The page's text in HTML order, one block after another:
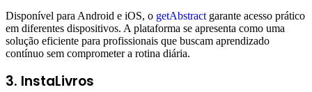
Disponível para Android e iOS, o getAbstract garante acesso prático
em diferentes dispositivos. A plataforma se apresenta como uma
solução eficiente para profissionais que buscam aprendizado
contínuo sem comprometer a rotina diária.
3. InstaLivros